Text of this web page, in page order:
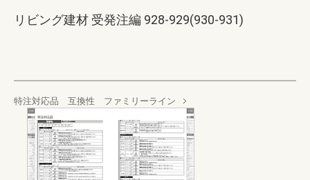
リビング建材 受発注編 928-929(930-931)
特注対応品 互換性 ファミリーライン